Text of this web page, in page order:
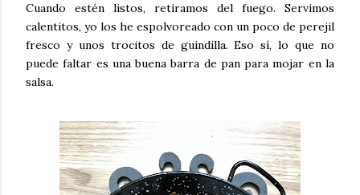
Cuando estén listos, retiramos del fuego. Servimos
calentitos, yo los he espolvoreado con un poco de perejil
fresco y unos trocitos de guindilla. Eso sí, lo que no
puede faltar es una buena barra de pan para mojar en la
salsa.